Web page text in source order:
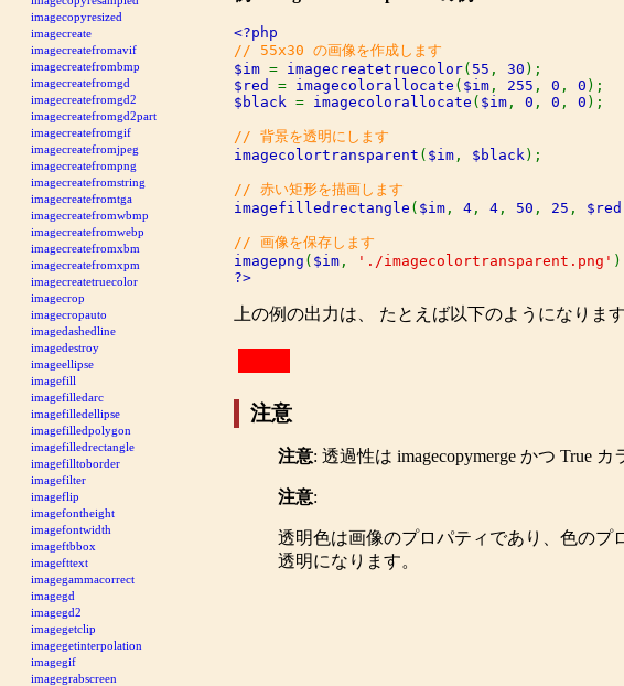
imagecopyresized
imagecreate
imagecreatefromavif
imagecreatefrombmp
imagecreatefromgd
imagecreatefromgd2
imagecreatefromgd2part
imagecreatefromgif
imagecreatefromjpeg
imagecreatefrompng
imagecreatefromstring
imagecreatefromtga
imagecreatefromwbmp
imagecreatefromwebp
imagecreatefromxbm
imagecreatefromxpm
imagecreatetruecolor
imagecrop
imagecropauto
imagedashedline
imagedestroy
imageellipse
imagefill
imagefilledarc
imagefilledellipse
imagefilledpolygon
imagefilledrectangle
imagefilltoborder
imagefilter
imageflip
imagefontheight
imagefontwidth
imageftbbox
imagefttext
imagegammacorrect
imagegd
imagegd2
imagegetclip
imagegetinterpolation
imagegif
imagegrabscreen
$im = imagecreatetruecolor( 55 , 30
$red = imagecolorallocate ( $im , 255 , 0 , 0
$black = imagecolorallocate ( $im , 0 , 0 , 0 );
imagecolortransparent ( $im , $black );
imagefilledrectangle ( $im , 4 , 4 , 50 , 25 , $red
imagepng ( $im , './imagecolortransparent.png'
?>
上の例の出力は、 たとえば以下のようになります
注意
注意: 透過性は imagecopymerge かつ True カ
注意:
透明色は画像のプロパティであり、色のプ
透明になります。